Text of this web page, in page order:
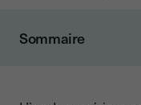
Sommaire